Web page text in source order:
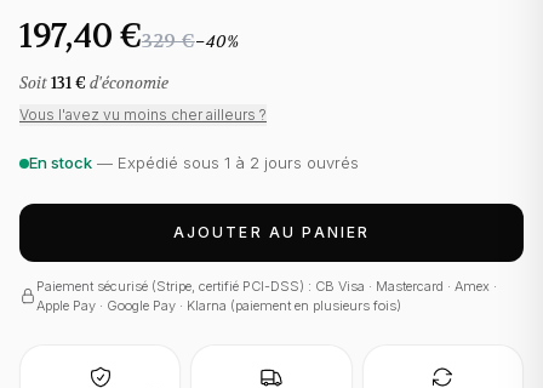
197,40 €329 €−40%
Soit131 € d'économie
Vous l'avez vu moins cher ailleurs ?
En stock — Expédié sous 1 à 2 jours ouvrés
AJOUTER AU PANIER
Paiement sécurisé (Stripe, certifié PCI-DSS) : CB Visa · Mastercard · Amex ·
Apple Pay · Google Pay · Klarna (paiement en plusieurs fois)